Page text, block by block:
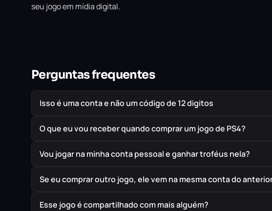
seu jogo em mídia digital.
Perguntas frequentes
Isso é uma conta e não um código de 12 digitos
O que eu vou receber quando comprar um jogo de PS4?
Vou jogar na minha conta pessoal e ganhar troféus nela?
Se eu comprar outro jogo, ele vem na mesma conta do
Esse jogo é compartilhado com mais alguém?